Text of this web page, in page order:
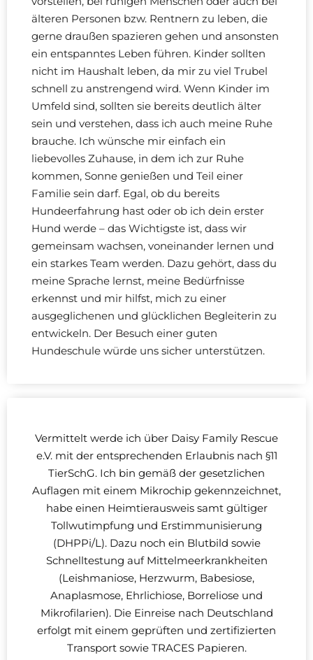
älteren Personen bzw. Rentnern zu leben, die
gerne draußen spazieren gehen und ansonsten
ein entspanntes Leben führen. Kinder sollten
nicht im Haushalt leben, da mir zu viel Trubel
schnell zu anstrengend wird. Wenn Kinder im
Umfeld sind, sollten sie bereits deutlich älter
sein und verstehen, dass ich auch meine Ruhe
brauche. Ich wünsche mir einfach ein
liebevolles Zuhause, in dem ich zur Ruhe
kommen, Sonne genießen und Teil einer
Familie sein darf. Egal, ob du bereits
Hundeerfahrung hast oder ob ich dein erster
Hund werde – das Wichtigste ist, dass wir
gemeinsam wachsen, voneinander lernen und
ein starkes Team werden. Dazu gehört, dass du
meine Sprache lernst, meine Bedürfnisse
erkennst und mir hilfst, mich zu einer
ausgeglichenen und glücklichen Begleiterin zu
entwickeln. Der Besuch einer guten
Hundeschule würde uns sicher unterstützen.
Vermittelt werde ich über Daisy Family Rescue
e.V. mit der entsprechenden Erlaubnis nach §11
TierSchG. Ich bin gemäß der gesetzlichen
Auflagen mit einem Mikrochip gekennzeichnet,
habe einen Heimtierausweis samt gültiger
Tollwutimpfung und Erstimmunisierung
(DHPPi/L). Dazu noch ein Blutbild sowie
Schnelltestung auf Mittelmeerkrankheiten
(Leishmaniose, Herzwurm, Babesiose,
Anaplasmose, Ehrlichiose, Borreliose und
Mikrofilarien). Die Einreise nach Deutschland
erfolgt mit einem geprüften und zertifizierten
Transport sowie TRACES Papieren.